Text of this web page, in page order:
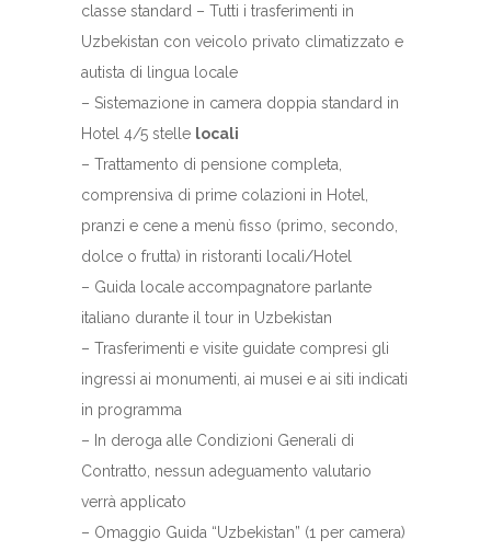
classe standard – Tutti i trasferimenti in
Uzbekistan con veicolo privato climatizzato e
autista di lingua locale
– Sistemazione in camera doppia standard in
Hotel 4/5 stelle locali
– Trattamento di pensione completa,
comprensiva di prime colazioni in Hotel,
pranzi e cene a menù fisso (primo, secondo,
dolce o frutta) in ristoranti locali/Hotel
– Guida locale accompagnatore parlante
italiano durante il tour in Uzbekistan
– Trasferimenti e visite guidate compresi gli
ingressi ai monumenti, ai musei e ai siti indicati
in programma
– In deroga alle Condizioni Generali di
Contratto, nessun adeguamento valutario
verrà applicato
– Omaggio Guida “Uzbekistan” (1 per camera)